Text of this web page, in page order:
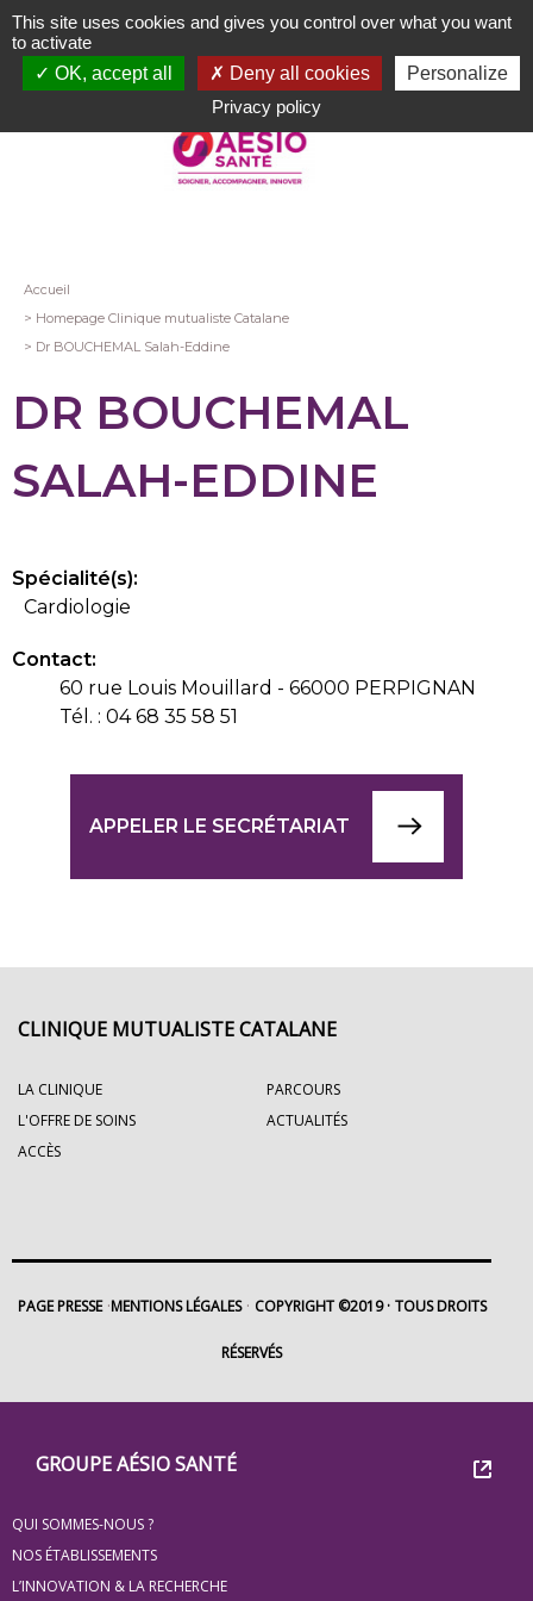
Aller
au
contenu
Fil
d'Ariane
Accueil
Homepage Clinique mutualiste Catalane
Dr BOUCHEMAL Salah-Eddine
DR BOUCHEMAL
SALAH-EDDINE
Spécialité(s):
Cardiologie
Contact:
60 rue Louis Mouillard - 66000 PERPIGNAN
Tél. : 04 68 35 58 51
APPELER LE SECRÉTARIAT
Groupe
Eovi
pour
GROUPE AÉSIO SANTÉ
QUI SOMMES-NOUS ?
NOS ÉTABLISSEMENTS
L’INNOVATION & LA RECHERCHE
CLINIQUE MUTUALISTE CATALANE
LA CLINIQUE
PARCOURS
L'OFFRE DE SOINS
ACTUALITÉS
ACCÈS
PAGE PRESSE MENTIONS LÉGALES COPYRIGHT ©2019 TOUS DROITS
RÉSERVÉS
This site uses cookies and gives you control over what you want
to activate
OK, accept all
Deny all cookies
Personalize
Privacy policy